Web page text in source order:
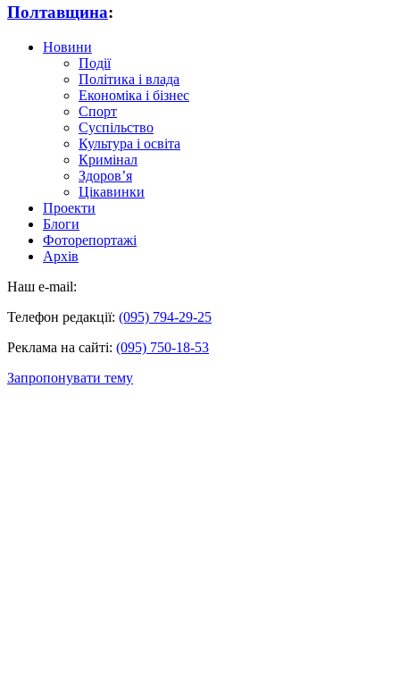
Полтавщина:
Новини
Події
Політика і влада
Економіка і бізнес
Спорт
Суспільство
Культура і освіта
Кримінал
Здоров’я
Цікавинки
Проекти
Блоги
Фоторепортажі
Архів
Наш e-mail:
Телефон редакції: (095) 794-29-25
Реклама на сайті: (095) 750-18-53
Запропонувати тему